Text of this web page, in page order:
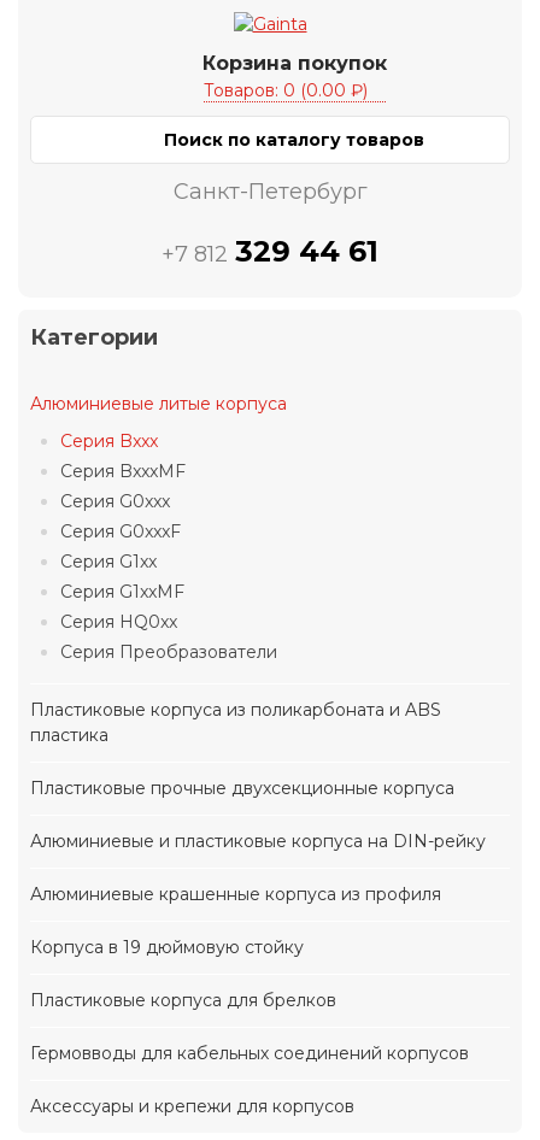
Корзина покупок
Товаров: 0 (0.00 ₽)
Санкт-Петербург
+7 812 329 44 61
Категории
Алюминиевые литые корпуса
Серия Bxxx
Серия BxxxMF
Серия G0xxx
Серия G0xxxF
Серия G1xx
Серия G1xxMF
Серия HQ0xx
Серия Преобразователи
Пластиковые корпуса из поликарбоната и ABS
пластика
Пластиковые прочные двухсекционные корпуса
Алюминиевые и пластиковые корпуса на DIN-рейку
Алюминиевые крашенные корпуса из профиля
Корпуса в 19 дюймовую стойку
Пластиковые корпуса для брелков
Гермовводы для кабельных соединений корпусов
Аксессуары и крепежи для корпусов